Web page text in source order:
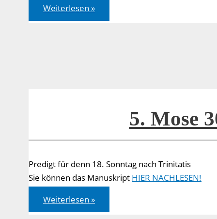
Die
10
Gebote
Weiterlesen »
5. Mose
Predigt für denn 18. Sonntag nach Trinitatis
Sie können das Manuskript HIER NACHLESEN!
5.
Mose
30,11-
Weiterlesen »